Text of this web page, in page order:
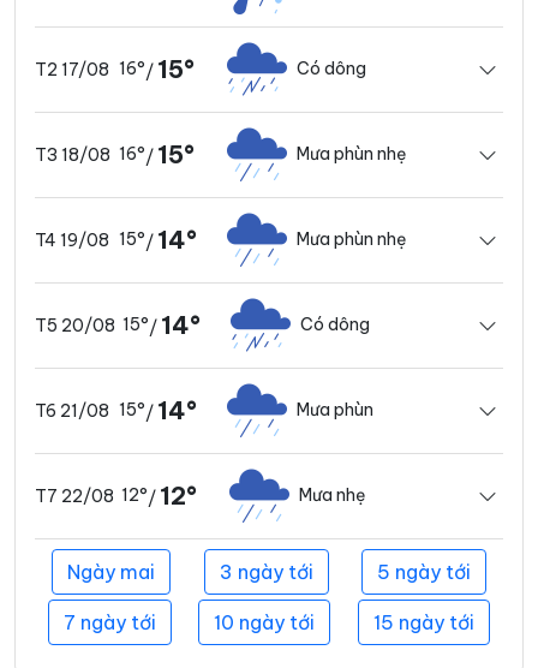
T2 17/08 16°/ 15° Có dông
T3 18/08 16°/ 15° Mưa phùn nhẹ
T4 19/08 15°/ 14° Mưa phùn nhẹ
T5 20/08 15°/ 14° Có dông
T6 21/08 15°/ 14° Mưa phùn
T7 22/08 12°/ 12° Mưa nhẹ
Ngày mai 3 ngày tới 5 ngày tới
7 ngày tới 10 ngày tới 15 ngày tới